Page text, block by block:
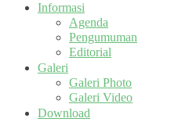
Informasi
Agenda
Pengumuman
Editorial
Galeri
Galeri Photo
Galeri Video
Download